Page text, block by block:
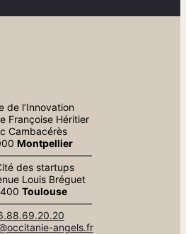
de l’Innovation
Françoise Héritier
Cambacérès
Montpellier
des startups
Louis Bréguet
Toulouse
angels.fr